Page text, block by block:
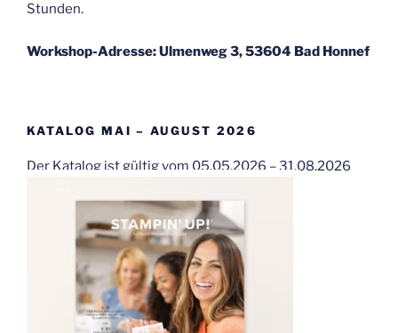
Stunden.
Workshop-Adresse: Ulmenweg 3, 53604 Bad Honnef
KATALOG MAI – AUGUST 2026
Der Katalog ist gültig vom 05.05.2026 – 31.08.2026